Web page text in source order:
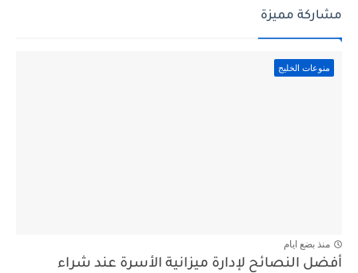
مشاركة مميزة
منوعات الخليج
منذ بضع ايام
أفضل النصائح لإدارة ميزانية الأسرة عند شراء